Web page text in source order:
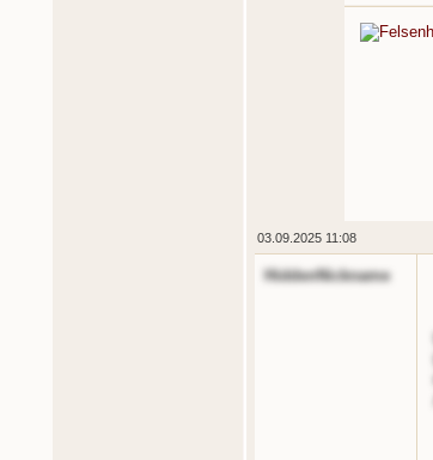
03.09.2025 11:08
HiddenNickname